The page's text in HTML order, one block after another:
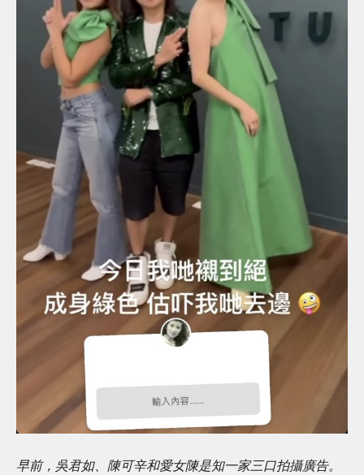
早前，吳君如、陳可辛和愛女陳是知一家三口拍攝廣告。